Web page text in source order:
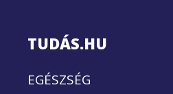
TUDÁS.HU
EGÉSZSÉG